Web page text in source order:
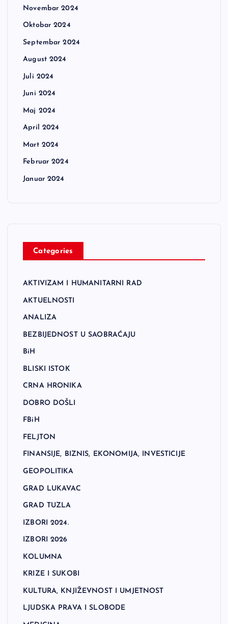
Novembar 2024
Oktobar 2024
Septembar 2024
August 2024
Juli 2024
Juni 2024
Maj 2024
April 2024
Mart 2024
Februar 2024
Januar 2024
Categories
AKTIVIZAM I HUMANITARNI RAD
AKTUELNOSTI
ANALIZA
BEZBIJEDNOST U SAOBRAĆAJU
BiH
BLISKI ISTOK
CRNA HRONIKA
DOBRO DOŠLI
FBiH
FELJTON
FINANSIJE, BIZNIS, EKONOMIJA, INVESTICIJE
GEOPOLITIKA
GRAD LUKAVAC
GRAD TUZLA
IZBORI 2024.
IZBORI 2026
KOLUMNA
KRIZE I SUKOBI
KULTURA, KNJIŽEVNOST I UMJETNOST
LJUDSKA PRAVA I SLOBODE